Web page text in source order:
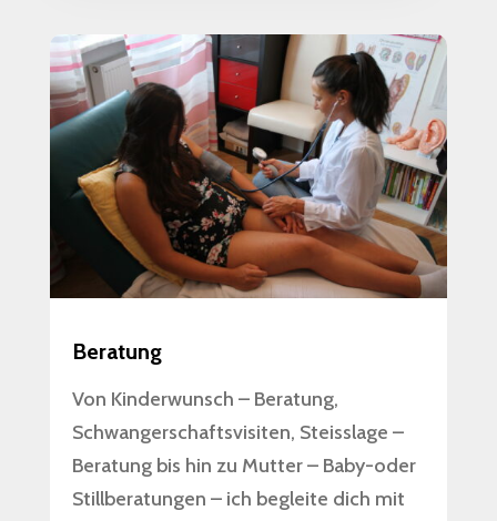
Beratung
Von Kinderwunsch – Beratung,
Schwangerschaftsvisiten, Steisslage –
Beratung bis hin zu Mutter – Baby-oder
Stillberatungen – ich begleite dich mit